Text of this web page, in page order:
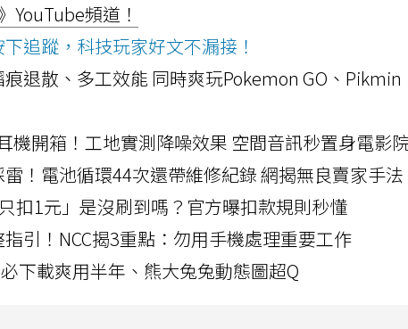
YouTube頻道！
追蹤，科技玩家好文不漏接！
退散、多工效能 同時爽玩Pokemon GO、Pikmin
機開箱！工地實測降噪效果 空間音訊秒置身電影
！電池循環44次還帶維修紀錄 網揭無良賣家手法
扣1元」是沒刷到嗎？官方曝扣款規則秒懂
引！NCC揭3重點：勿用手機處理重要工作
下載爽用半年、熊大兔兔動態圖超Q